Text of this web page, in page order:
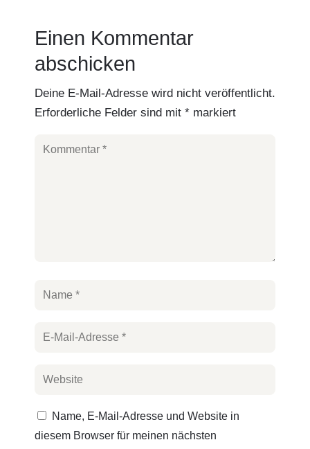
Einen Kommentar
abschicken
Deine E-Mail-Adresse wird nicht veröffentlicht.
Erforderliche Felder sind mit * markiert
Name, E-Mail-Adresse und Website in
diesem Browser für meinen nächsten